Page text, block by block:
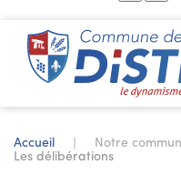
Accueil Notre
Les délibérations